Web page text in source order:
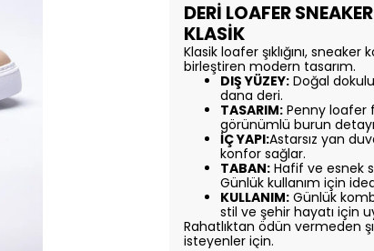
DERİ LOAFER
KLASİK
Klasik loafer şıklığını, sneaker
birleştiren modern tasarım.
DIŞ YÜZEY: Doğal
dana deri.
TASARIM: Penny loafer
görünümlü burun
İÇ YAPI:Astarsız yan
konfor sağlar.
TABAN: Hafif ve esnek
Günlük kullanım için
KULLANIM: Günlük
stil ve şehir hayatı için
Rahatlıktan ödün vermeden
isteyenler için.